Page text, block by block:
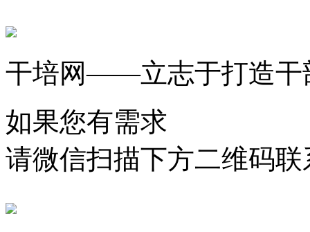
干培网——立志于打造干
如果您有需求
请微信扫描下方二维码联